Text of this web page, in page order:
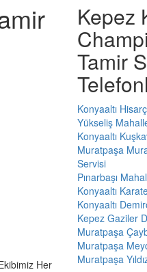
Her
Kepez
Tamir
Konyaaltı
Yükseliş
Konyaaltı
Muratpaşa
Servisi
Pınarbaşı
Konyaaltı
Konyaaltı
Kepez Gaziler
Muratpaşa
Muratpaşa
Muratpaşa